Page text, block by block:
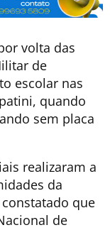
volta das
de
escolar nas
quando
sem placa
realizaram a
da
que
de